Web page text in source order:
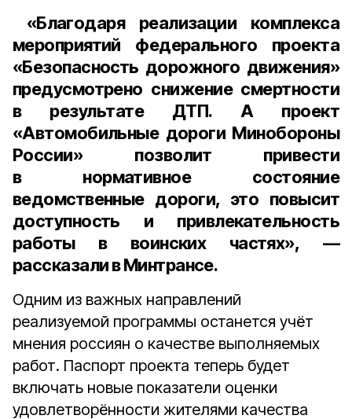
«Благодаря реализации комплекса
мероприятий федерального проекта
«Безопасность дорожного движения»
предусмотрено снижение смертности
в результате ДТП. А проект
«Автомобильные дороги Минобороны
России» позволит привести
в нормативное состояние
ведомственные дороги, это повысит
доступность и привлекательность
работы в воинских частях», —
рассказали в Минтрансе.
Одним из важных направлений
реализуемой программы останется учёт
мнения россиян о качестве выполняемых
работ. Паспорт проекта теперь будет
включать новые показатели оценки
удовлетворённости жителями качества